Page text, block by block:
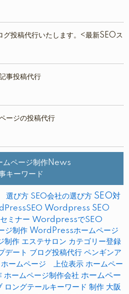
グ投稿代行いたします。<最新SEOス
事投稿代行
ージの投稿代行
ムページ制作News
キーワード
選び方 SEO会社の選び方 SEO対
Wordpress SEO
ミナー WordpressでSEO
ジ制作 WordPressホームページ
制作 エステサロン カテゴリー登録
デート ブログ投稿代行 ペンギンア
ホームページ 上位表示 ホームペー
ホームページ制作会社 ホームペー
ロングテールキーワード 制作 大阪